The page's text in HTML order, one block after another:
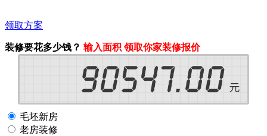
领取方案
装修要花多少钱？ 输入面积 领取你家装修报价
毛坯新房
老房装修